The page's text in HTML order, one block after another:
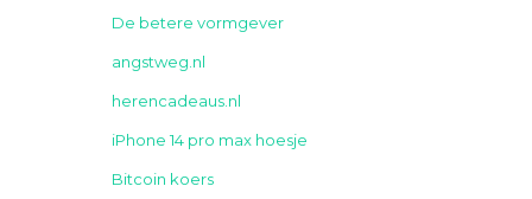
De betere vormgever
angstweg.nl
herencadeaus.nl
iPhone 14 pro max hoesje
Bitcoin koers